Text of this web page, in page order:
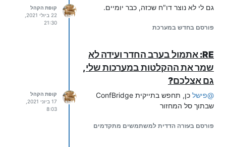
גם לי לא נוצר דו"ח שכזה, כבר יומיים.
פורסם בחדש במערכת
קופת הקהל
21:30
RE: אתמול בערב החדר ועידה לא
שמר את ההקלטות במערכות שלי,
גם אצלכם?
@פישל
כן, תחפש בתייקית ConfBridge
שבתוך סל המחזור
פורסם בעזרה הדדית למשתמשים מתקדמים
קופת הקהל
8:03